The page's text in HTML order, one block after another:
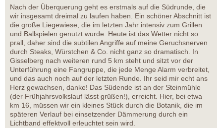
Nach der Überquerung geht es erstmals auf die Südrunde, die
wir insgesamt dreimal zu laufen haben. Ein schöner Abschnitt ist
die große Liegewiese, die im letzten Jahr intensiv zum Grillen
und Ballspielen genutzt wurde. Heute ist das Wetter nicht so
prall, daher sind die subtilen Angriffe auf meine Geruchsnerven
durch Steaks, Würstchen & Co. nicht ganz so dramatisch. In
Gisselberg nach weiteren rund 5 km steht und sitzt vor der
Unterführung eine Fangruppe, die jede Menge Alarm verbreitet,
und das auch noch auf der letzten Runde. Ihr seid mir echt ans
Herz gewachsen, danke! Das Südende ist an der Steinmühle
(der Frühjahrsvolkslauf lässt grüßen!), erreicht. Hier, bei etwa
km 16, müssen wir ein kleines Stück durch die Botanik, die im
späteren Verlauf bei einsetzender Dämmerung durch ein
Lichtband effektvoll erleuchtet sein wird.